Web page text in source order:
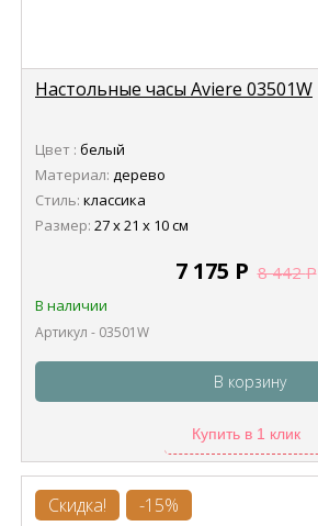
Настольные часы Aviere 03501W
Цвет : белый
Материал: дерево
Стиль: классика
Размер: 27 х 21 х 10 см
7 175 Р 8 442Р
В наличии
Артикул - 03501W
В корзину
Купить в 1 клик
Скидка! -15%